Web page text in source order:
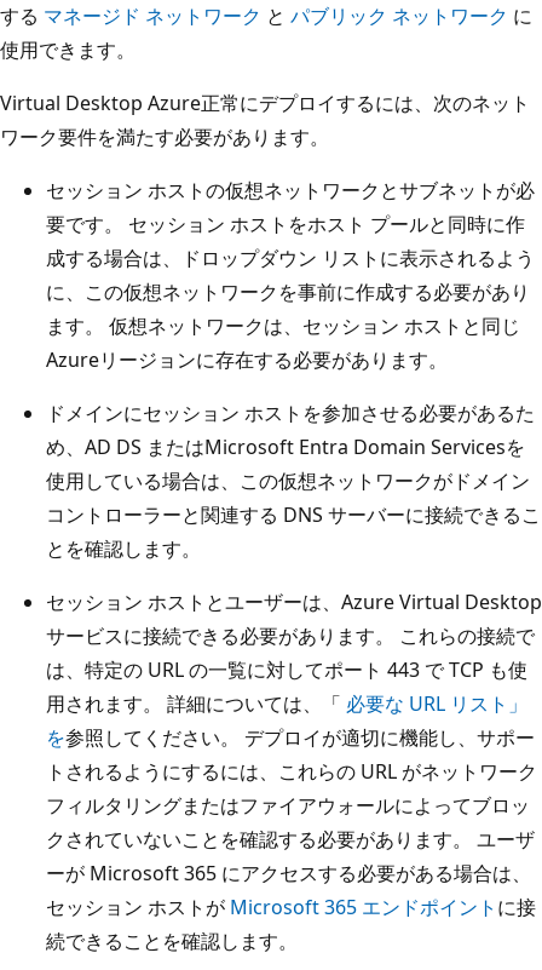
する マネージド ネットワーク と パブリック ネットワーク に
使用できます。
Virtual Desktop Azure正常にデプロイするには、次のネット
ワーク要件を満たす必要があります。
セッション ホストの仮想ネットワークとサブネットが必
要です。 セッション ホストをホスト プールと同時に作
成する場合は、ドロップダウン リストに表示されるよう
に、この仮想ネットワークを事前に作成する必要があり
ます。 仮想ネットワークは、セッション ホストと同じ
Azureリージョンに存在する必要があります。
ドメインにセッション ホストを参加させる必要があるた
め、AD DS またはMicrosoft Entra Domain Servicesを
使用している場合は、この仮想ネットワークがドメイン
コントローラーと関連する DNS サーバーに接続できるこ
とを確認します。
セッション ホストとユーザーは、Azure Virtual Desktop
サービスに接続できる必要があります。 これらの接続で
は、特定の URL の一覧に対してポート 443 で TCP も使
用されます。 詳細については、「 必要な URL リスト」
を参照してください。 デプロイが適切に機能し、サポー
トされるようにするには、これらの URL がネットワーク
フィルタリングまたはファイアウォールによってブロッ
クされていないことを確認する必要があります。 ユーザ
ーが Microsoft 365 にアクセスする必要がある場合は、
セッション ホストが Microsoft 365 エンドポイント に接
続できることを確認します。